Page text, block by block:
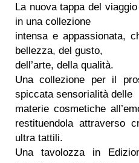
La nuova tappa del
in una collezione
intensa e appassionata,
bellezza, del gusto,
dell’arte, della qualità.
Una collezione per il
spiccata sensorialità delle
materie cosmetiche
restituendola attraverso
ultra tattili.
Una tavolozza in